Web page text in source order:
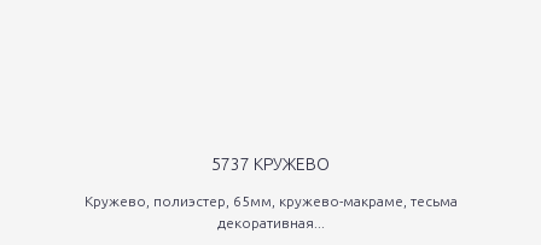
5737 КРУЖЕВО
Кружево, полиэстер, 65мм, кружево-макраме, тесьма
декоративная...